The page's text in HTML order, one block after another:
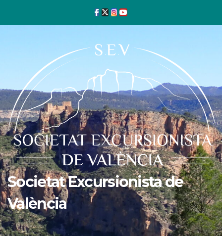
Societat Excursionista de
València